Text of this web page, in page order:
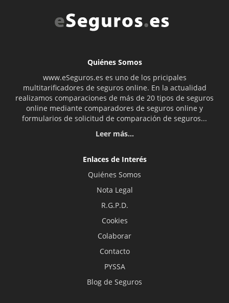
Quiénes Somos
www.eSeguros.es es uno de los pricipales
multitarificadores de seguros online. En la actualidad
realizamos comparaciones de más de 20 tipos de seguros
online mediante comparadores de seguros online y
formularios de solicitud de comparación de seguros...
Leer más...
Enlaces de Interés
Quiénes Somos
Nota Legal
R.G.P.D.
Cookies
Colaborar
Contacto
PYSSA
Blog de Seguros